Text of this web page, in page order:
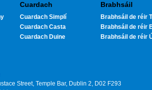
Cuardach
Cuardach Simplí
Cuardach Casta
Cuardach Duine
Brabhsáil
Brabhsáil de réir
Brabhsáil de réir
Brabhsáil de réir
Street, Temple Bar, Dublin 2, D02 F293